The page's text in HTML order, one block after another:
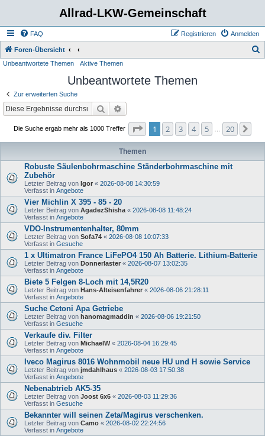
Allrad-LKW-Gemeinschaft
FAQ Anmelden
Registrieren
Foren-Übersicht
Unbeantwortete Themen Aktive Themen
Unbeantwortete Themen
Zur erweiterten Suche
Suche
Die Suche ergab mehr als 1000 Treffer Seite von
1 2 3 4 5 20
Themen
Robuste Säulenbohrmaschine Ständerbohrmaschine mit
Zubehör
Letzter Beitrag von Igor « 2026-08-08 14:30:59
Verfasst in Angebote
Vier Michlin X 395 - 85 - 20
Letzter Beitrag von AgadezShisha « 2026-08-08 11:48:24
Verfasst in Angebote
VDO-Instrumentenhalter, 80mm
Letzter Beitrag von Sofa74 « 2026-08-08 10:07:33
Verfasst in Gesuche
1 x Ultimatron France LiFePO4 150 Ah Batterie. Lithium-Batterie
Letzter Beitrag von Donnerlaster « 2026-08-07 13:02:35
Verfasst in Angebote
Biete 5 Felgen 8-Loch mit 14,5R20
Letzter Beitrag von Hans-Alteisenfahrer « 2026-08-06 21:28:11
Verfasst in Angebote
Suche Cetoni Apa Getriebe
Letzter Beitrag von hanomagmaddin « 2026-08-06 19:21:50
Verfasst in Gesuche
Verkaufe div. Filter
Letzter Beitrag von MichaelW« 2026-08-04 16:29:45
Verfasst in Angebote
Iveco Magirus 8016 Wohnmobil neue HU und H sowie Service
Letzter Beitrag von jmdahlhaus « 2026-08-03 17:50:38
Verfasst in Angebote
Nebenabtrieb AK5-35
Letzter Beitrag von Joost 6x6 « 2026-08-03 11:29:36
Verfasst in Gesuche
Bekannter will seinen Zeta/Magirus verschenken.
Letzter Beitrag von Camo « 2026-08-02 22:24:56
Verfasst in Angebote